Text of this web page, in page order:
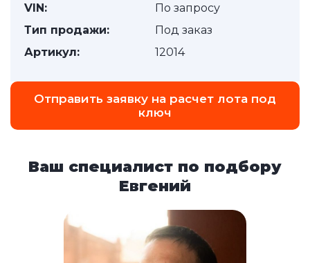
VIN:
По запросу
Тип продажи:
Под заказ
Артикул:
12014
Отправить заявку на расчет лота под
ключ
Ваш специалист по подбору
Евгений